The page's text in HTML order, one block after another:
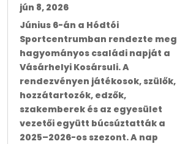
jún 8, 2026
Június 6-án a Hódtói
Sportcentrumban rendezte meg
hagyományos családi napját a
Vásárhelyi Kosársuli. A
rendezvényen játékosok, szülők,
hozzátartozók, edzők,
szakemberek és az egyesület
vezetői együtt búcsúztatták a
2025–2026-os szezont. A nap